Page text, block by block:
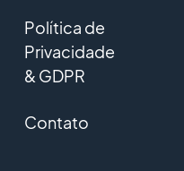
Política de
Privacidade
& GDPR
Contato